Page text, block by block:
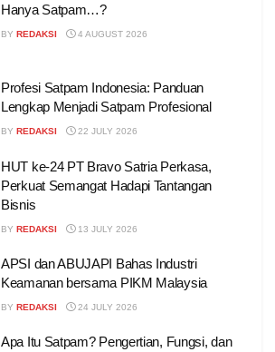
Hanya Satpam…?
BY REDAKSI 4 AUGUST 2026
Profesi Satpam Indonesia: Panduan
Lengkap Menjadi Satpam Profesional
BY REDAKSI 22 JULY 2026
HUT ke-24 PT Bravo Satria Perkasa,
Perkuat Semangat Hadapi Tantangan
Bisnis
BY REDAKSI 13 JULY 2026
APSI dan ABUJAPI Bahas Industri
Keamanan bersama PIKM Malaysia
BY REDAKSI 24 JULY 2026
Apa Itu Satpam? Pengertian, Fungsi, dan